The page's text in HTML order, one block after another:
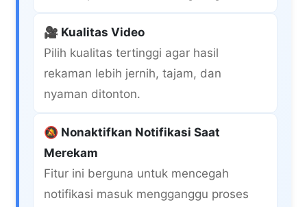
🎥 Kualitas Video
Pilih kualitas tertinggi agar hasil
rekaman lebih jernih, tajam, dan
nyaman ditonton.
🔕 Nonaktifkan Notifikasi Saat
Merekam
Fitur ini berguna untuk mencegah
notifikasi masuk mengganggu proses